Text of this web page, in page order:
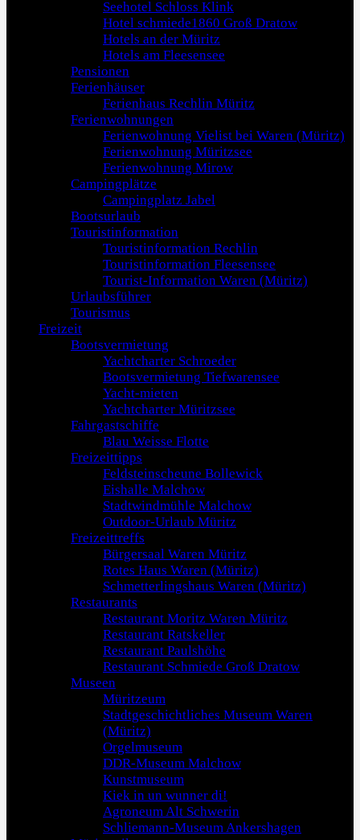
Seehotel Schloss Klink
Hotel schmiede1860 Groß Dratow
Hotels an der Müritz
Hotels am Fleesensee
Pensionen
Ferienhäuser
Ferienhaus Rechlin Müritz
Ferienwohnungen
Ferienwohnung Vielist bei Waren (Müritz)
Ferienwohnung Müritzsee
Ferienwohnung Mirow
Campingplätze
Campingplatz Jabel
Bootsurlaub
Touristinformation
Touristinformation Rechlin
Touristinformation Fleesensee
Tourist-Information Waren (Müritz)
Urlaubsführer
Tourismus
Freizeit
Bootsvermietung
Yachtcharter Schroeder
Bootsvermietung Tiefwarensee
Yacht-mieten
Yachtcharter Müritzsee
Fahrgastschiffe
Blau Weisse Flotte
Freizeittipps
Feldsteinscheune Bollewick
Eishalle Malchow
Stadtwindmühle Malchow
Outdoor-Urlaub Müritz
Freizeittreffs
Bürgersaal Waren Müritz
Rotes Haus Waren (Müritz)
Schmetterlingshaus Waren (Müritz)
Restaurants
Restaurant Moritz Waren Müritz
Restaurant Ratskeller
Restaurant Paulshöhe
Restaurant Schmiede Groß Dratow
Museen
Müritzeum
Stadtgeschichtliches Museum Waren
(Müritz)
Orgelmuseum
DDR-Museum Malchow
Kunstmuseum
Kiek in un wunner di!
Agroneum Alt Schwerin
Schliemann-Museum Ankershagen